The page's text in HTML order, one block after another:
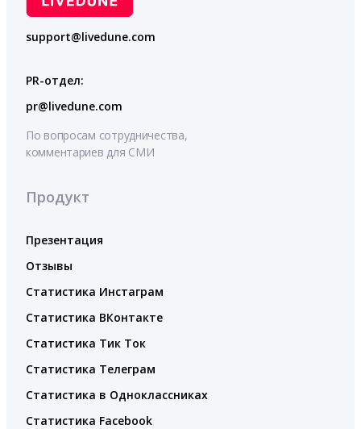
support@livedune.com
PR-отдел:
pr@livedune.com
По вопросам сотрудничества,
комментариев для СМИ
Продукт
Презентация
Отзывы
Статистика Инстаграм
Статистика ВКонтакте
Статистика Тик Ток
Статистика Телеграм
Статистика в Одноклассниках
Статистика Facebook